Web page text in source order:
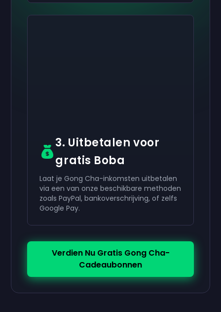
3. Uitbetalen voor
gratis Boba
Laat je Gong Cha-inkomsten uitbetalen
via een van onze beschikbare methoden
zoals PayPal, bankoverschrijving, of zelfs
Google Pay.
Verdien Nu Gratis Gong Cha-
Cadeaubonnen